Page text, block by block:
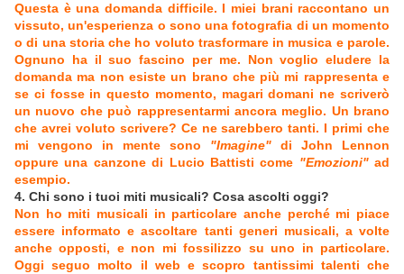
Questa è una domanda difficile. I miei brani raccontano un
vissuto, un'esperienza o sono una fotografia di un momento
o di una storia che ho voluto trasformare in musica e parole.
Ognuno ha il suo fascino per me. Non voglio eludere la
domanda ma non esiste un brano che più mi rappresenta e
se ci fosse in questo momento, magari domani ne scriverò
un nuovo che può rappresentarmi ancora meglio. Un brano
che avrei voluto scrivere? Ce ne sarebbero tanti. I primi che
mi vengono in mente sono "Imagine" di John Lennon
oppure una canzone di Lucio Battisti come "Emozioni"ad
esempio.
4. Chi sono i tuoi miti musicali? Cosa ascolti oggi?
Non ho miti musicali in particolare anche perché mi piace
essere informato e ascoltare tanti generi musicali, a volte
anche opposti, e non mi fossilizzo su uno in particolare.
Oggi seguo molto il web e scopro tantissimi talenti che